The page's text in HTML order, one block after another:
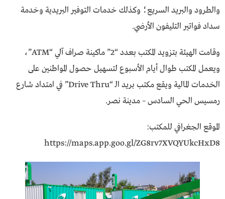
والطرود والبريد السريع؛ وكذلك خدمات التوفير البريدية وخدمة
سداد فواتير التليفون الأرضي.
وقامت الهيئة بتزويد المكتب بعدد “2” ماكينة صراف آلي “ATM”،
ويعمل المكتب طوال أيام الأسبوع لتسهيل حصول المواطنين على
الخدمات المالية ويقع مكتب بريد الـ “Drive Thru” في امتداد شارع
رمسيس الحي السادس – مدينة نصر.
الموقع الجغرافي للمكتب:
https://maps.app.goo.gl/ZG8rv7XVQYUkcHxD8